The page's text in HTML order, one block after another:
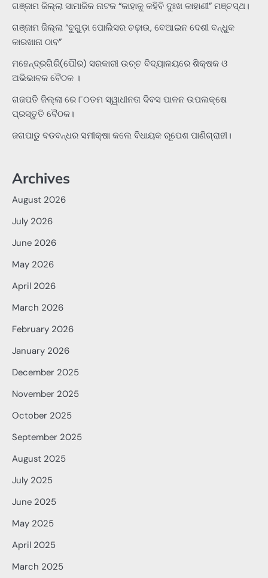
ଗଞ୍ଜାମ ଜିଲ୍ଲା ସାମାଜିକ ନାଟକ “କାହାକୁ କହିବି ଦୁଃଖ କାହାଣୀ” ମଞ୍ଚସ୍ଥ।
ଗଞ୍ଜାମ ଜିଲ୍ଲା “ବୁଗୁଡ଼ା ପୋଲିସର ଚଢ଼ାଉ, ବେଆଇନ ଦେଶୀ ବନ୍ଧୁକ
କାରଖାନା ଠାବ”
ମହେନ୍ଦ୍ରଗିରି(ପୌର) ସରକାରୀ ଉଚ୍ଚ ବିଦ୍ୟାଳୟରେ ଶିକ୍ଷକ ଓ
ଅଭିଭାବକ ବୈଠକ ।
ଗଜପତି ଜିଲ୍ଲା ରେ ୮୦ତମ ସ୍ୱାଧୀନତା ଦିବସ ପାଳନ ଉପଲକ୍ଷେ
ପ୍ରସ୍ତୁତି ବୈଠକ।
ଜଗପାଡୁ ବଡବନ୍ଧର ସମୀକ୍ଷା କଲେ ବିଧାୟକ ରୂପେଶ ପାଣିଗ୍ରାହୀ।
Archives
August 2026
July 2026
June 2026
May 2026
April 2026
March 2026
February 2026
January 2026
December 2025
November 2025
October 2025
September 2025
August 2025
July 2025
June 2025
May 2025
April 2025
March 2025